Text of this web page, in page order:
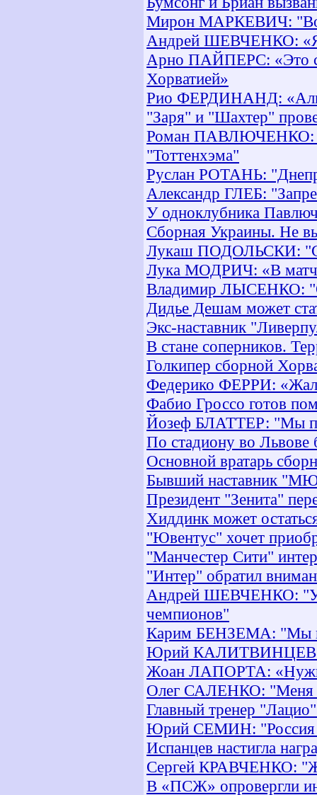
Мирон МАРКЕВИЧ:
Андрей ШЕВЧЕНКО: «Я
Арно ПАЙПЕРС: «Это
Хорватией»
Рио ФЕРДИНАНД:
"Заря" и "Шахтер"
Роман ПАВЛЮЧЕНКО: "Я
"Тоттенхэма"
Руслан РОТАНЬ:
Александр ГЛЕБ:
У одноклубника
Сборная Украины. Не
Лукаш ПОДОЛЬСКИ:
Лука МОДРИЧ: «В
Владимир ЛЫСЕНКО: "О
Дидье Дешам может
Экс-наставник
В стане соперников.
Голкипер сборной
Федерико ФЕРРИ:
Фабио Гроссо готов
Йозеф БЛАТТЕР: "Мы
По стадиону во Львове
Основной вратарь
Бывший наставник
Президент "Зенита"
Хиддинк может
"Ювентус" хочет
"Манчестер Сити"
"Интер" обратил
Андрей ШЕВЧЕНКО: "У
чемпионов"
Карим БЕНЗЕМА: "Мы
Юрий КАЛИТВИНЦЕВ:
Жоан ЛАПОРТА:
Олег САЛЕНКО: "Меня
Главный тренер
Юрий СЕМИН: "Россия
Испанцев настигла
Сергей КРАВЧЕНКО:
В «ПСЖ» опровергли